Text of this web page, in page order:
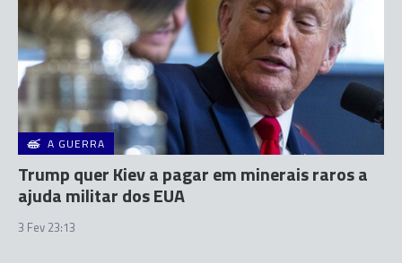
A GUERRA
Trump quer Kiev a pagar em minerais raros a
ajuda militar dos EUA
3 Fev 23:13